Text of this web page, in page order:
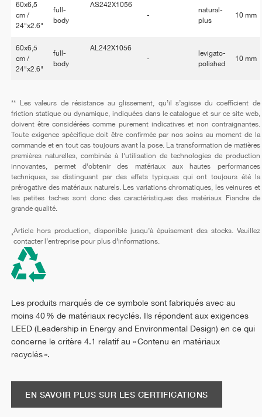
60x6,5
cm /
24"x2.6"
full-
body
AS242X1056
-
natural-
plus
10 mm
60x6,5
cm /
24"x2.6"
full-
body
AL242X1056
-
levigato-
polished
10 mm
** Les valeurs de résistance au glissement, qu’il s’agisse du coefficient de
friction statique ou dynamique, indiquées dans le catalogue et sur ce site web,
doivent être considérées comme purement indicatives et non contraignantes.
Toute exigence spécifique doit être confirmée par nos soins au moment de la
commande et en tout cas toujours avant la pose. La transformation de matières
premières naturelles, combinée à l'utilisation de technologies de production
innovantes, permet d'obtenir des matériaux aux hautes performances
techniques, se distinguant par des effets typiques qui ont toujours été la
prérogative des matériaux naturels. Les variations chromatiques, les veinures et
les petites taches sont donc des caractéristiques des matériaux Fiandre de
grande qualité.
*
Article hors production, disponible jusqu’à épuisement des stocks. Veuillez
contacter l’entreprise pour plus d’informations.
Les produits marqués de ce symbole sont fabriqués avec au
moins 40 % de matériaux recyclés. Ils répondent aux exigences
LEED (Leadership in Energy and Environmental Design) en ce qui
concerne le critère 4.1 relatif au « Contenu en matériaux
recyclés ».
EN SAVOIR PLUS SUR LES CERTIFICATIONS